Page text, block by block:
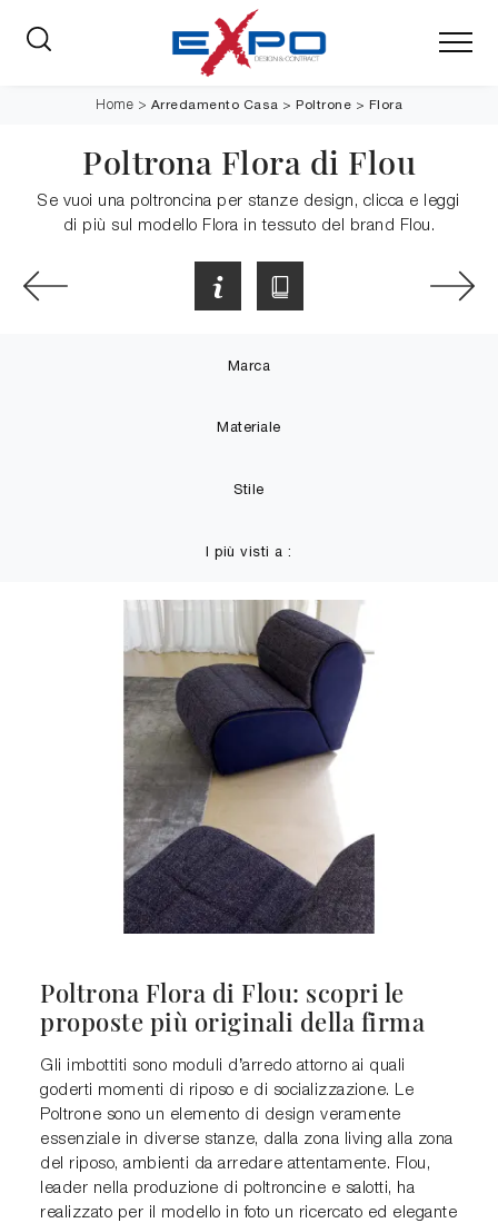
Home > Arredamento Casa > Poltrone > Flora
Poltrona Flora di Flou
Se vuoi una poltroncina per stanze design, clicca e leggi
di più sul modello Flora in tessuto del brand Flou.
Marca
Materiale
Stile
I più visti a :
Poltrona Flora di Flou: scopri le
proposte più originali della firma
Gli imbottiti sono moduli d’arredo attorno ai quali
goderti momenti di riposo e di socializzazione. Le
Poltrone sono un elemento di design veramente
essenziale in diverse stanze, dalla zona living alla zona
del riposo, ambienti da arredare attentamente. Flou,
leader nella produzione di poltroncine e salotti, ha
realizzato per il modello in foto un ricercato ed elegante